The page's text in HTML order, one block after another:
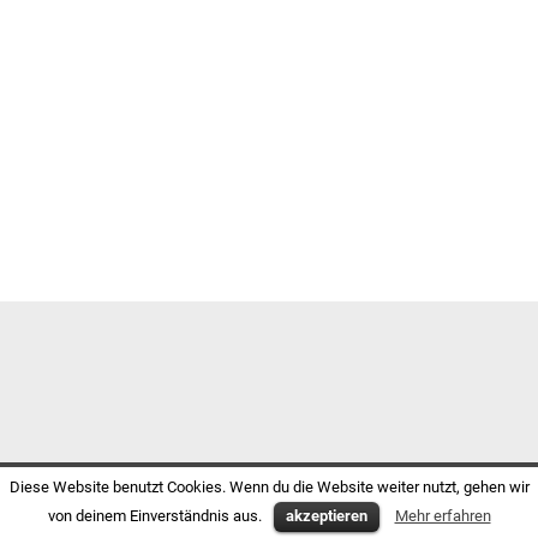
Diese Website benutzt Cookies. Wenn du die Website weiter nutzt, gehen wir
von deinem Einverständnis aus.
akzeptieren Mehr erfahren